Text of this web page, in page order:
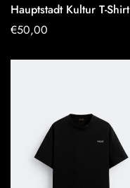
OPTIONEN
AUSWÄHLEN
Hauptstadt Kultur T-Shirt
Regulärer
€50,00